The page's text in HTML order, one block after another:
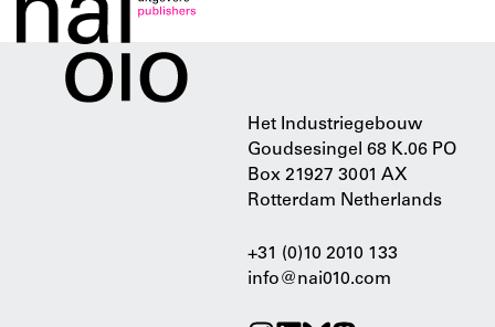
Het Industriegebouw
Goudsesingel 68 K.06 PO
Box 21927 3001 AX
Rotterdam Netherlands
+31 (0)10 2010 133
info@nai010.com